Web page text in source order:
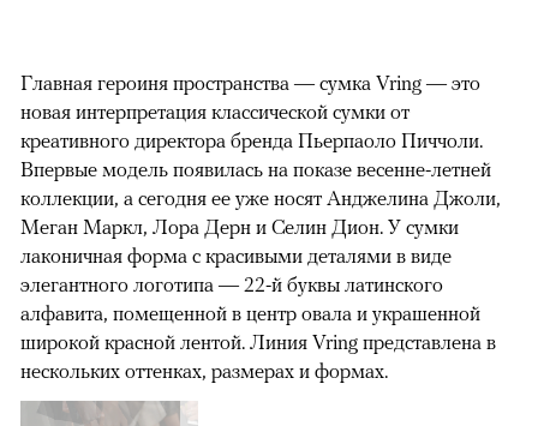
Главная героиня пространства — сумка Vring — это
новая интерпретация классической сумки от
креативного директора бренда Пьерпаоло Пиччоли.
Впервые модель появилась на показе весенне-летней
коллекции, а сегодня ее уже носят Анджелина Джоли,
Меган Маркл, Лора Дерн и Селин Дион. У сумки
лаконичная форма с красивыми деталями в виде
элегантного логотипа — 22-й буквы латинского
алфавита, помещенной в центр овала и украшенной
широкой красной лентой. Линия Vring представлена в
нескольких оттенках, размерах и формах.